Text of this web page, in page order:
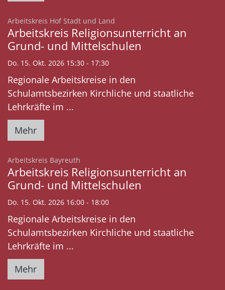
Arbeitskreis Hof Stadt und Land
Arbeitskreis Religionsunterricht an
Grund- und Mittelschulen
Do. 15. Okt. 2026 15:30 - 17:30
Regionale Arbeitskreise in den
Schulamtsbezirken Kirchliche und staatliche
Lehrkräfte im ...
Mehr
Arbeitskreis Bayreuth
Arbeitskreis Religionsunterricht an
Grund- und Mittelschulen
Do. 15. Okt. 2026 16:00 - 18:00
Regionale Arbeitskreise in den
Schulamtsbezirken Kirchliche und staatliche
Lehrkräfte im ...
Mehr